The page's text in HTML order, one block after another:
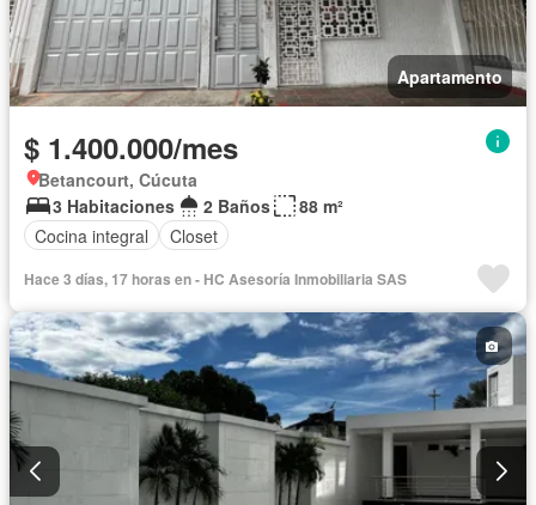
Apartamento
$ 1.400.000/mes
Betancourt, Cúcuta
3 Habitaciones
2 Baños
88 m²
Cocina integral
Closet
Hace 3 días, 17 horas en - HC Asesoría Inmobiliaria SAS